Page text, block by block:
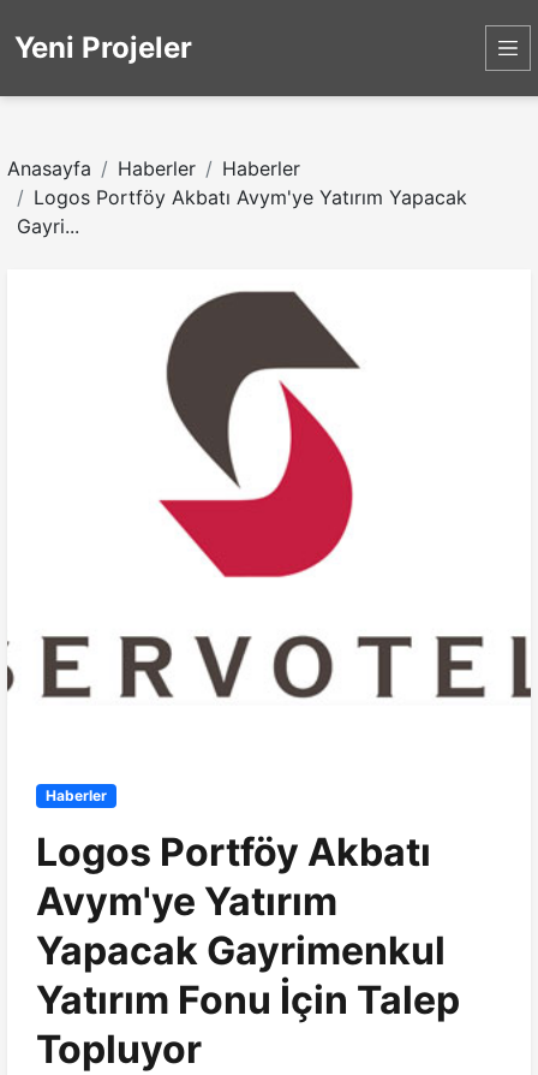
Yeni Projeler
Anasayfa Haberler
Haberler
Logos Portföy Akbatı Avym'ye Yatırım Yapacak
Gayri...
Haberler
Logos Portföy Akbatı
Avym'ye Yatırım
Yapacak Gayrimenkul
Yatırım Fonu İçin Talep
Topluyor